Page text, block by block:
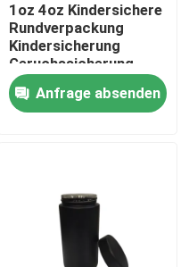
1oz 4oz Kindersichere
Rundverpackung
Kindersicherung
Geruchssicherung
Behälter
Kindersicherung
Glasglas mit CR-
Anfrage absenden